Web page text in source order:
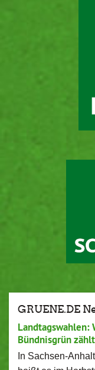
GRUENE.DE
Landtagswahlen:
Bündnisgrün zählt
In Sachsen-